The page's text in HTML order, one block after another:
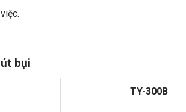
bụi
TY-300B